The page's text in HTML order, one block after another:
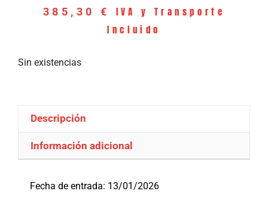
385,30 €
IVA y Transporte
Incluido
Sin existencias
Descripción
Información adicional
Fecha de entrada: 13/01/2026